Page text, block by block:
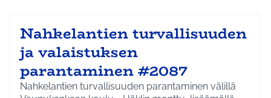
Nahkelantien turvallisuuden
ja valaistuksen
parantaminen #2087
Nahkelantien turvallisuuden parantaminen välillä